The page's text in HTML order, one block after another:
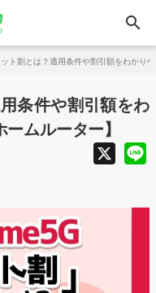
search
ト割とは？適用条件や割引額をわかり
条件や割引額をわ
ムルーター】
X